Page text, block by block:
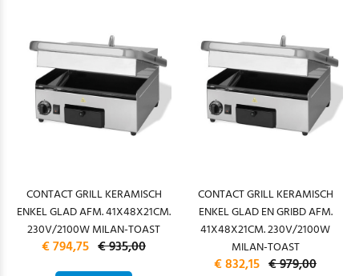
CONTACT GRILL KERAMISCH
ENKEL GLAD AFM. 41X48X21CM.
230V/2100W MILAN-TOAST
€ 794,75 € 935,00
CONTACT GRILL KERAMISCH
ENKEL GLAD EN GRIBD AFM.
41X48X21CM. 230V/2100W
MILAN-TOAST
€ 832,15 € 979,00